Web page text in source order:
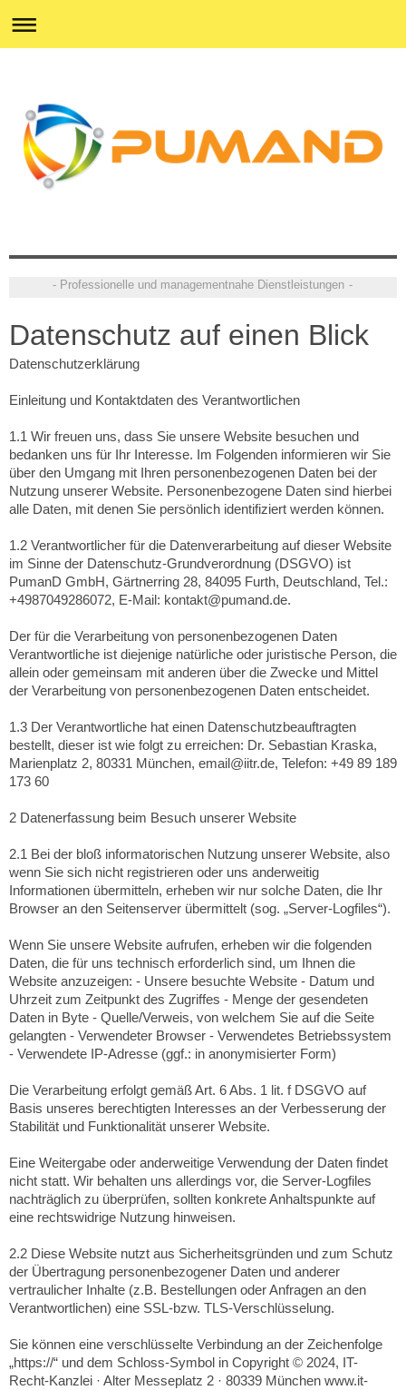
- Professionelle und managementnahe Dienstleistungen -
Datenschutz auf einen Blick
Datenschutzerklärung
Einleitung und Kontaktdaten des Verantwortlichen
1.1 Wir freuen uns, dass Sie unsere Website besuchen und
bedanken uns für Ihr Interesse. Im Folgenden informieren wir Sie
über den Umgang mit Ihren personenbezogenen Daten bei der
Nutzung unserer Website. Personenbezogene Daten sind hierbei
alle Daten, mit denen Sie persönlich identifiziert werden können.
1.2 Verantwortlicher für die Datenverarbeitung auf dieser Website
im Sinne der Datenschutz-Grundverordnung (DSGVO) ist
PumanD GmbH, Gärtnerring 28, 84095 Furth, Deutschland, Tel.:
+4987049286072, E-Mail: kontakt@pumand.de.
Der für die Verarbeitung von personenbezogenen Daten
Verantwortliche ist diejenige natürliche oder juristische Person, die
allein oder gemeinsam mit anderen über die Zwecke und Mittel
der Verarbeitung von personenbezogenen Daten entscheidet.
1.3 Der Verantwortliche hat einen Datenschutzbeauftragten
bestellt, dieser ist wie folgt zu erreichen: Dr. Sebastian Kraska,
Marienplatz 2, 80331 München, email@iitr.de, Telefon: +49 89 189
173 60
2 Datenerfassung beim Besuch unserer Website
2.1 Bei der bloß informatorischen Nutzung unserer Website, also
wenn Sie sich nicht registrieren oder uns anderweitig
Informationen übermitteln, erheben wir nur solche Daten, die Ihr
Browser an den Seitenserver übermittelt (sog. „Server-Logfiles“).
Wenn Sie unsere Website aufrufen, erheben wir die folgenden
Daten, die für uns technisch erforderlich sind, um Ihnen die
Website anzuzeigen: - Unsere besuchte Website - Datum und
Uhrzeit zum Zeitpunkt des Zugriffes - Menge der gesendeten
Daten in Byte - Quelle/Verweis, von welchem Sie auf die Seite
gelangten - Verwendeter Browser - Verwendetes Betriebssystem
- Verwendete IP-Adresse (ggf.: in anonymisierter Form)
Die Verarbeitung erfolgt gemäß Art. 6 Abs. 1 lit. f DSGVO auf
Basis unseres berechtigten Interesses an der Verbesserung der
Stabilität und Funktionalität unserer Website.
Eine Weitergabe oder anderweitige Verwendung der Daten findet
nicht statt. Wir behalten uns allerdings vor, die Server-Logfiles
nachträglich zu überprüfen, sollten konkrete Anhaltspunkte auf
eine rechtswidrige Nutzung hinweisen.
2.2 Diese Website nutzt aus Sicherheitsgründen und zum Schutz
der Übertragung personenbezogener Daten und anderer
vertraulicher Inhalte (z.B. Bestellungen oder Anfragen an den
Verantwortlichen) eine SSL-bzw. TLS-Verschlüsselung.
Sie können eine verschlüsselte Verbindung an der Zeichenfolge
„https://“ und dem Schloss-Symbol in Copyright © 2024, IT-
Recht-Kanzlei · Alter Messeplatz 2 · 80339 München www.it-